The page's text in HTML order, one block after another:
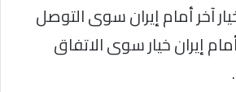
آخر أمام إيران سوى التوصل
إيران خيار سوى الاتفاق